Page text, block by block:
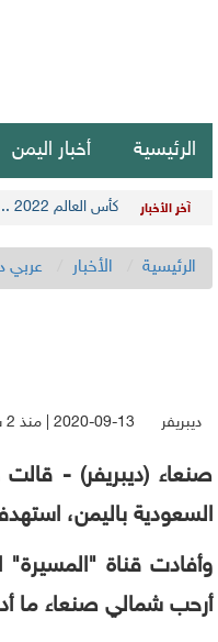
الرئيسية أخبار اليمن
آخر الأخبار كأس العالم 2022 .. أحلام البرازيل تتحطم على صخرة كرواتيا
الرئيسية الأخبار عربي
ديبريفر 2020-09-13 | منذ 2 سنة
صنعاء (ديبريفر) - قالت
السعودية باليمن،
وأفادت قناة
أرحب شمالي صنعاء ما